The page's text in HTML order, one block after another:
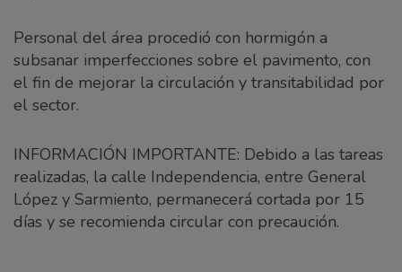
Personal del área procedió con hormigón a
subsanar imperfecciones sobre el pavimento, con
el fin de mejorar la circulación y transitabilidad por
el sector.
INFORMACIÓN IMPORTANTE: Debido a las tareas
realizadas, la calle Independencia, entre General
López y Sarmiento, permanecerá cortada por 15
días y se recomienda circular con precaución.